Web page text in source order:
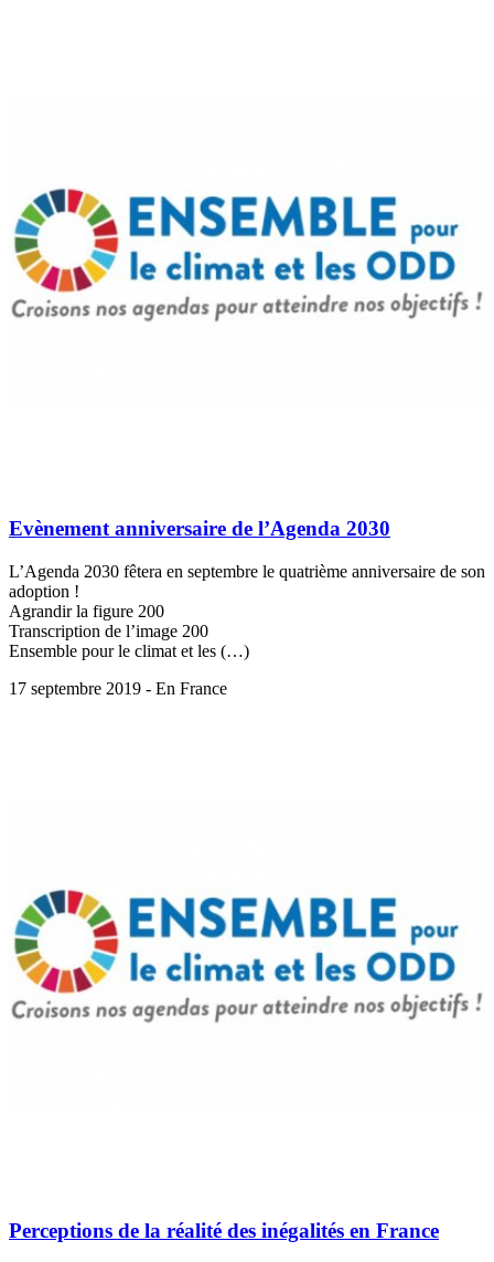
Evènement anniversaire de l’Agenda 2030
L’Agenda 2030 fêtera en septembre le quatrième anniversaire de son
adoption !
Agrandir la figure 200
Transcription de l’image 200
Ensemble pour le climat et les (…)
17 septembre 2019 - En France
Perceptions de la réalité des inégalités en France